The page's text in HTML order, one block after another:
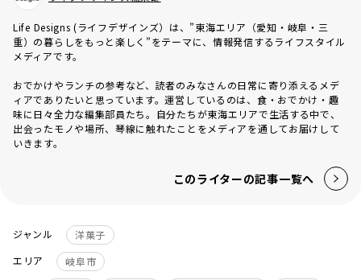
Life Designs (ライフデザインズ）は、”東海エリア（愛知・岐阜・三
重）の暮らしをもっと楽しく”をテーマに、情報発信するライフスタイル
メディアです。
おでかけやランチの参考など、読者のみなさんの日常に寄り添えるメデ
ィアでありたいと思っています。運営しているのは、食・おでかけ・趣
味に日々全力な編集部員たち。自分たちが東海エリアで生活する中で、
出会ったモノや場所、琴線に触れたことをメディアを通してお届けして
いきます。
このライターの記事一覧へ
ジャンル
洋菓子
エリア
岐阜市